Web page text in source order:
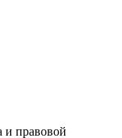
и правовой